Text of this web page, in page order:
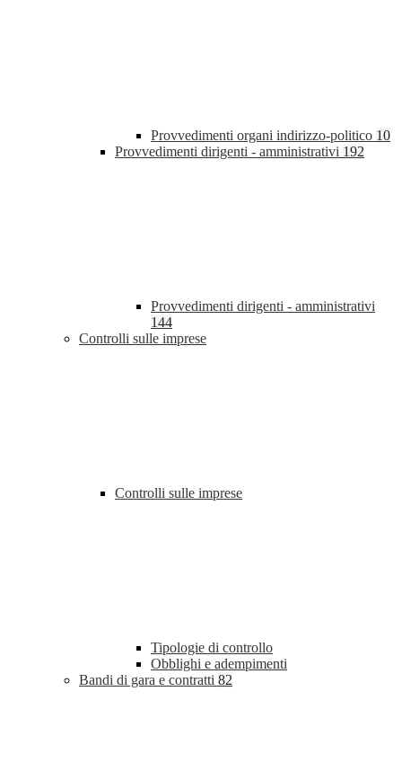
Provvedimenti organi indirizzo-politico 10
Provvedimenti dirigenti - amministrativi 192
Provvedimenti dirigenti - amministrativi
144
Controlli sulle imprese
Controlli sulle imprese
Tipologie di controllo
Obblighi e adempimenti
Bandi di gara e contratti 82